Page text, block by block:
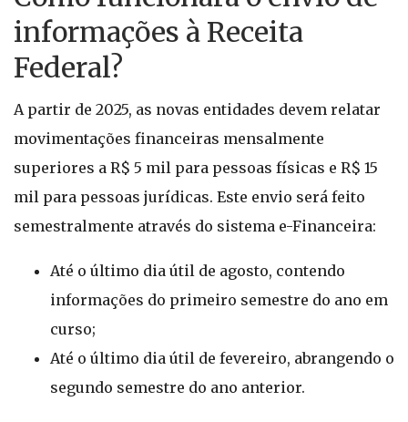
informações à Receita
Federal?
A partir de 2025, as novas entidades devem relatar
movimentações financeiras mensalmente
superiores a R$ 5 mil para pessoas físicas e R$ 15
mil para pessoas jurídicas. Este envio será feito
semestralmente através do sistema e-Financeira:
Até o último dia útil de agosto, contendo
informações do primeiro semestre do ano em
curso;
Até o último dia útil de fevereiro, abrangendo o
segundo semestre do ano anterior.